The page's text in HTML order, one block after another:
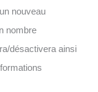
nouveau
nombre
désactivera ainsi